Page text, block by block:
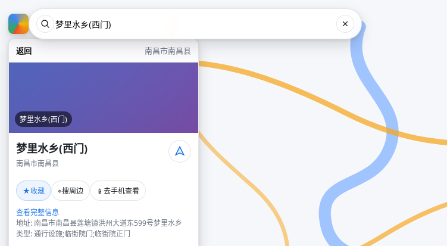
返回 南昌市南昌县
梦里水乡(西门)
梦里水乡(西门)
南昌市南昌县
★收藏 ⌖搜周边 📱 去手机查看
查看完整信息
地址: 南昌市南昌县莲塘镇洪州大道东599号梦里水乡
类型: 通行设施;临街院门;临街院正门